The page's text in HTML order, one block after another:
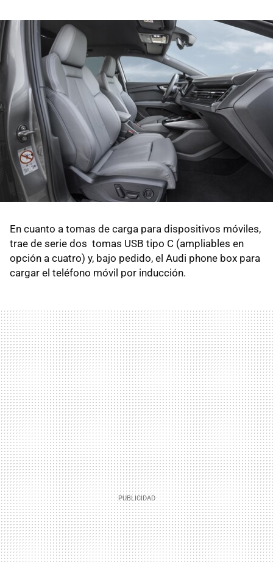
En cuanto a tomas de carga para dispositivos móviles,
trae de serie dos tomas USB tipo C (ampliables en
opción a cuatro) y, bajo pedido, el Audi phone box para
cargar el teléfono móvil por inducción.